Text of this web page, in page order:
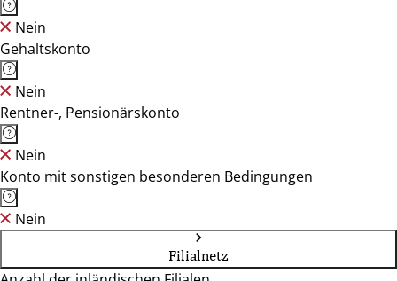
Nein
Gehaltskonto
Nein
Rentner-, Pensionärskonto
Nein
Konto mit sonstigen besonderen Bedingungen
Nein
Filialnetz